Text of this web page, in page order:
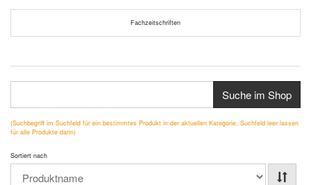
Fachzeitschriften
Suche im Shop
(Suchbegriff im Suchfeld für ein bestimmtes Produkt in der aktuellen Kategorie, Suchfeld leer lassen
für alle Produkte darin)
Sortiert nach